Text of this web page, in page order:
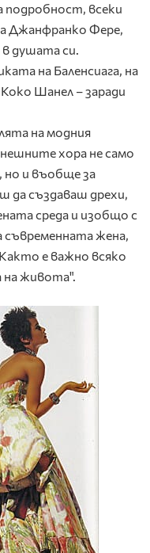
подробност, всеки
Джанфранко Фере,
в душата си.
на Баленсиага, на
Шанел – заради
на модния
хора не само
но и въобще за
да създаваш дрехи,
среда и изобщо с
жена,
е важно всяко
на живота".